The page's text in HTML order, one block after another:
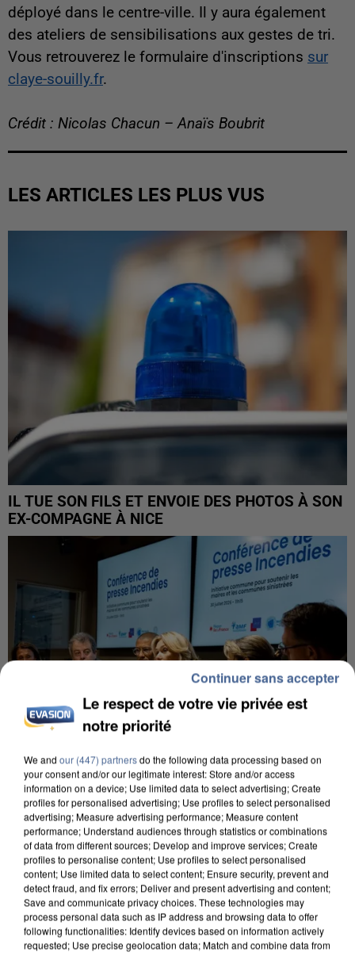
déployé dans le centre-ville. Il y aura également
des ateliers de sensibilisations aux gestes de tri.
Vous retrouverez le formulaire d'inscriptions sur
claye-souilly.fr.
Crédit : Nicolas Chacun – Anaïs Boubrit
LES ARTICLES LES PLUS VUS
IL TUE SON FILS ET ENVOIE DES PHOTOS À SON
EX-COMPAGNE À NICE
INCENDIES : L’ÎLE-DE-FRANCE LANCE UN ÉLAN
DE SOLIDARITÉ AVEC LES...
Le respect de votre vie privée est
notre priorité
We and our (447) partnersdo the following data processing based on
your consent and/or our legitimate interest: Store and/or access
information on a device; Use limited data to select advertising; Create
profiles for personalised advertising; Use profiles to select personalised
advertising; Measure advertising performance; Measure content
performance; Understand audiences through statistics or combinations
of data from different sources; Develop and improve services; Create
profiles to personalise content; Use profiles to select personalised
content; Use limited data to select content; Ensure security, prevent and
detect fraud, and fix errors; Deliver and present advertising and content;
Save and communicate privacy choices. These technologies may
process personal data such as IP address and browsing data to offer
following functionalities: Identify devices based on information actively
requested; Use precise geolocation data; Match and combine data from
Continuer sans accepter